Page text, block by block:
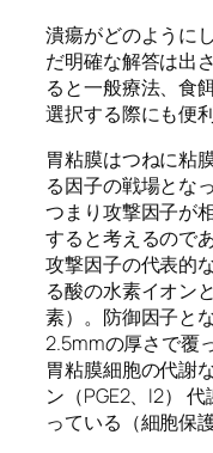
潰瘍がどのように
だ明確な解答は出
ると一般療法、食
選択する際にも便
胃粘膜はつねに粘
る因子の戦場とな
つまり攻撃因子が
すると考えるのであ
攻撃因子の代表的
る酸の水素イオン
素）。防御因子と
2.5mmの厚さで覆
胃粘膜細胞の代謝
ン（PGE2、I2）
っている（細胞保